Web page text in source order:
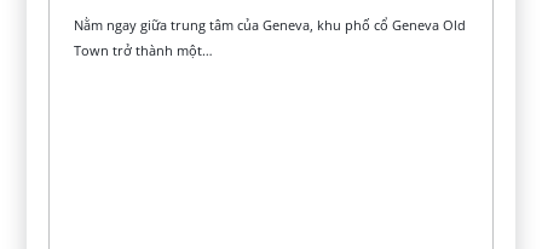
Nằm ngay giữa trung tâm của Geneva, khu phố cổ Geneva Old
Town trở thành một…